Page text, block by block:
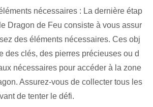
nécessaires : La dernière étap
Dragon de Feu consiste à vous assur
des éléments nécessaires. Ces obj
des clés, des pierres précieuses ou d
nécessaires pour accéder à la zone
Assurez-vous de collecter tous les
de tenter le défi.